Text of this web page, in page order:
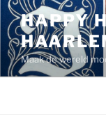
Ga
naar
de
inhoud
HAPPY
Maak de wereld